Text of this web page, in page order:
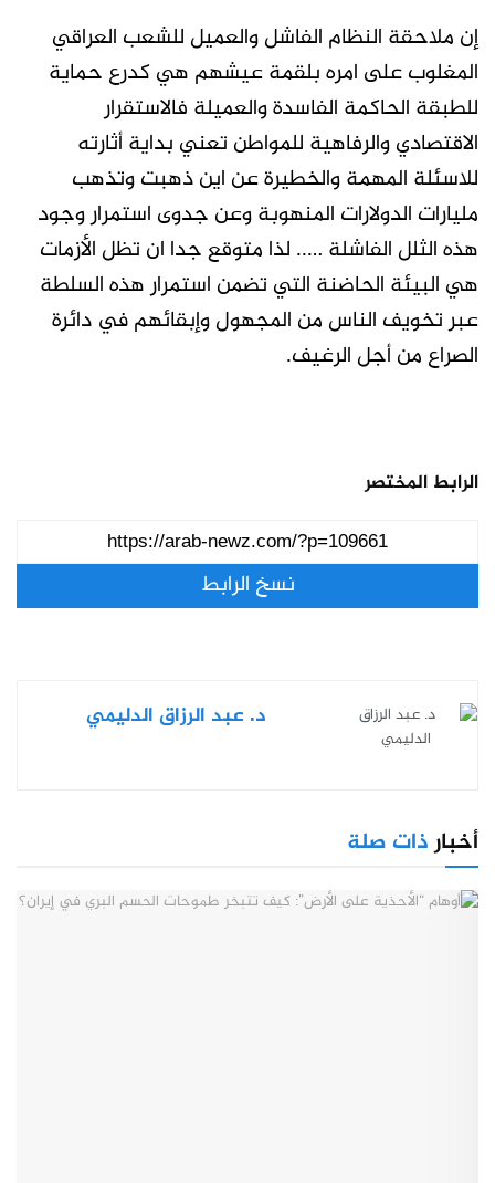
إن ملاحقة النظام الفاشل والعميل للشعب العراقي
المغلوب على امره بلقمة عيشهم هي كدرع حماية
للطبقة الحاكمة الفاسدة والعميلة فالاستقرار
الاقتصادي والرفاهية للمواطن تعني بداية أثارته
للاسئلة المهمة والخطيرة عن اين ذهبت وتذهب
مليارات الدولارات المنهوبة وعن جدوى استمرار وجود
هذه الثلل الفاشلة ….. لذا متوقع جدا ان تظل الأزمات
هي البيئة الحاضنة التي تضمن استمرار هذه السلطة
عبر تخويف الناس من المجهول وإبقائهم في دائرة
الصراع من أجل الرغيف.
الرابط المختصر
نسخ الرابط
د. عبد الرزاق الدليمي
أخبارذات صلة